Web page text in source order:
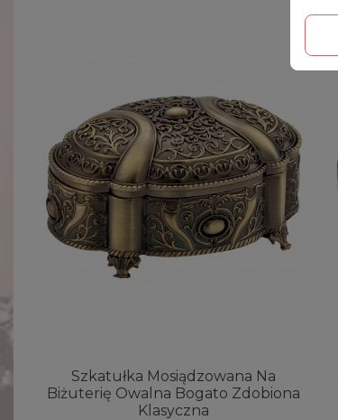
Szkatułka Mosiądzowana Na
Biżuterię Owalna Bogato Zdobiona
Klasyczna